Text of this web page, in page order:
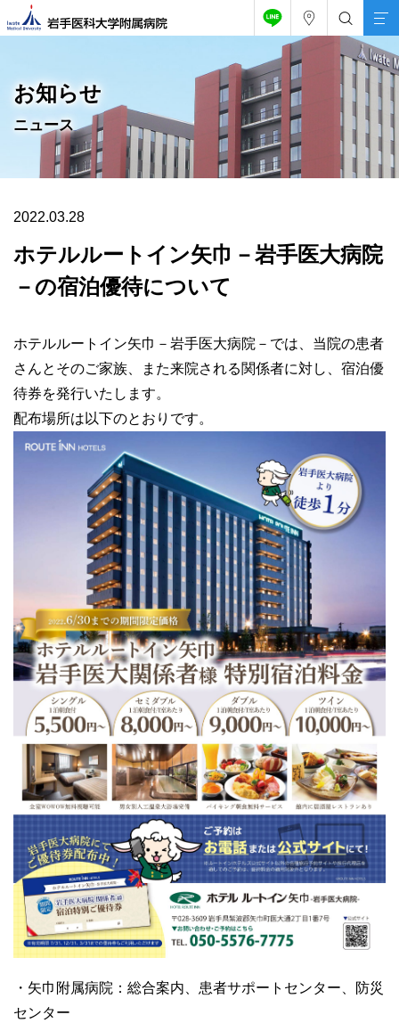
お知らせ
ニュース
2022.03.28
ホテルルートイン矢巾－岩手医大病院
－の宿泊優待について
ホテルルートイン矢巾－岩手医大病院－では、当院の患者
さんとそのご家族、また来院される関係者に対し、宿泊優
待券を発行いたします。
配布場所は以下のとおりです。
・矢巾附属病院：総合案内、患者サポートセンター、防災
センター